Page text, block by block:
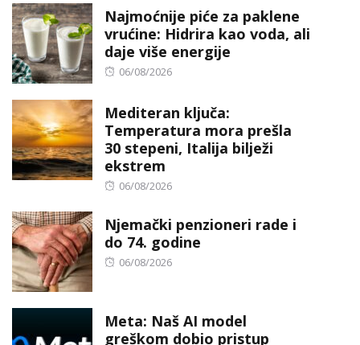
Najmoćnije piće za paklene
vrućine: Hidrira kao voda, ali
daje više energije
Posted
06/08/2026
Mediteran ključa:
Temperatura mora prešla
30 stepeni, Italija bilježi
ekstrem
Posted
06/08/2026
Njemački penzioneri rade i
do 74. godine
Posted
06/08/2026
Meta: Naš AI model
greškom dobio pristup